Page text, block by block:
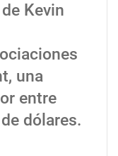
Kevin
una
entre
dólares.